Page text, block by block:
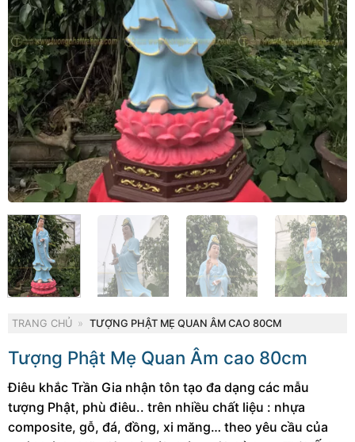
TRANG CHỦ » TƯỢNG PHẬT MẸ QUAN ÂM CAO 80CM
Tượng Phật Mẹ Quan Âm cao 80cm
Điêu khắc Trần Gia nhận tôn tạo đa dạng các mẫu
tượng Phật, phù điêu.. trên nhiều chất liệu : nhựa
composite, gỗ, đá, đồng, xi măng… theo yêu cầu của